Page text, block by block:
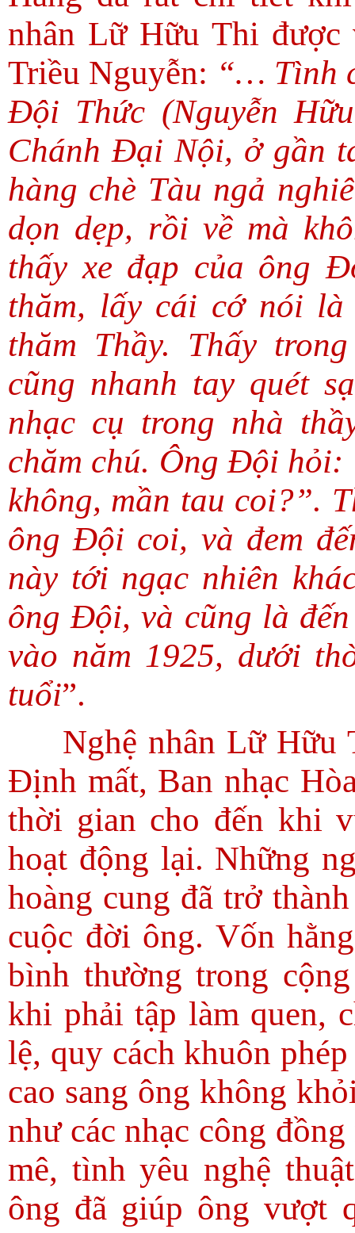
nhân Lữ Hữu Thi
Triều Nguyễn: “… Tình
Đội Thức (Nguyễn
Chánh Đại Nội, ở gần
hàng chè Tàu ngả
dọn dẹp, rồi về mà
thấy xe đạp của ông
thăm, lấy cái cớ nói là
thăm Thầy. Thấy
cũng nhanh tay quét
nhạc cụ trong nhà
chăm chú. Ông Đội
không, mần tau coi?”.
ông Đội coi, và đem
này tới ngạc nhiên
ông Đội, và cũng là
vào năm 1925, dưới
tuổi”.
Nghệ nhân Lữ Hữu
Định mất, Ban nhạc
thời gian cho đến khi
hoạt động lại. Những
hoàng cung đã trở
cuộc đời ông. Vốn
bình thường trong
khi phải tập làm quen,
lệ, quy cách khuôn
cao sang ông không
như các nhạc công
mê, tình yêu nghệ
ông đã giúp ông vượt